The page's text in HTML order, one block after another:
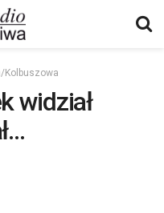
Kolbuszowa
widział